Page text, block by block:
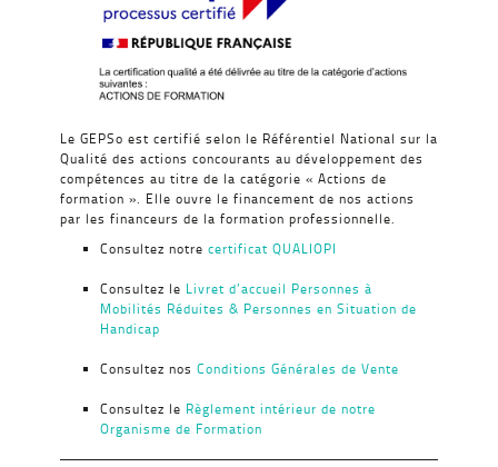
Le GEPSo est certifié selon le Référentiel National sur la
Qualité des actions concourants au développement des
compétences au titre de la catégorie « Actions de
formation ». Elle ouvre le financement de nos actions
par les financeurs de la formation professionnelle.
Consultez notre certificat QUALIOPI
Consultez le Livret d’accueil Personnes à
Mobilités Réduites & Personnes en Situation de
Handicap
Consultez nos Conditions Générales de Vente
Consultez le Règlement intérieur de notre
Organisme de Formation